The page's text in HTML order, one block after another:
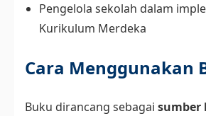
Pengelola sekolah dalam
Kurikulum Merdeka
Cara Menggunakan
Buku dirancang sebagai sumber